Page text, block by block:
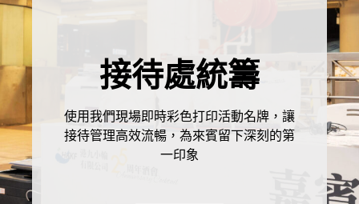
接待處統籌
使用我們現場即時彩色打印活動名牌，讓
接待管理高效流暢，為來賓留下深刻的第
一印象